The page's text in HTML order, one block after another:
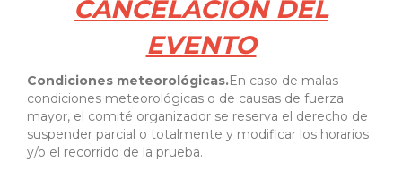
CANCELACIÓN DEL
EVENTO
Condiciones meteorológicas.En caso de malas
condiciones meteorológicas o de causas de fuerza
mayor, el comité organizador se reserva el derecho de
suspender parcial o totalmente y modificar los horarios
y/o el recorrido de la prueba.